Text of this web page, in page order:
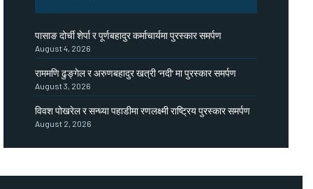
पासाङ दोर्ची शेर्पा र पूर्णबहादुर कर्माचार्यमा पुरस्कार समर्पण
August 4, 2026
राममणि ढुङ्गेल र अरुणबहादुर खत्री ‘नदी’ मा पुरस्कार समर्पण
August 3, 2026
विवश पोखरेल र सन्ध्या पहाडीमा रणलक्ष्मी राष्ट्रिय पुरस्कार समर्पण
August 2, 2026